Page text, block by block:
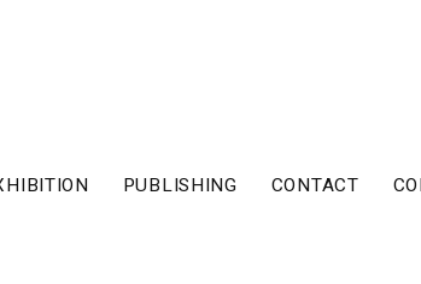
PUBLISHING CONTACT